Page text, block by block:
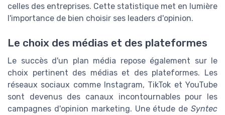
celles des entreprises. Cette statistique met en lumière
l'importance de bien choisir ses leaders d'opinion.
Le choix des médias et des plateformes
Le succès d'un plan média repose également sur le
choix pertinent des médias et des plateformes. Les
réseaux sociaux comme Instagram, TikTok et YouTube
sont devenus des canaux incontournables pour les
campagnes d'opinion marketing. Une étude de Syntec